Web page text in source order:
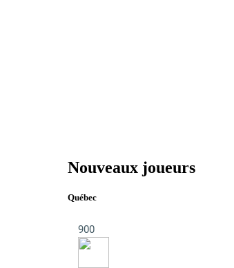
Nouveaux joueurs
Québec
900